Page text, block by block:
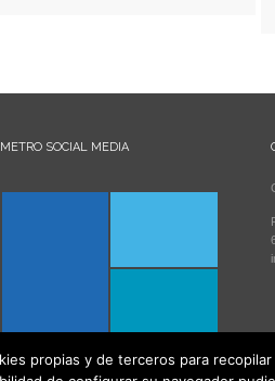
METRO SOCIAL MEDIA
propias y de terceros para